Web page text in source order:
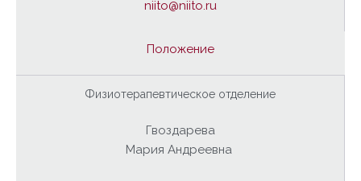
niito@niito.ru
Положение
Физиотерапевтическое отделение
Гвоздарева
Мария Андреевна